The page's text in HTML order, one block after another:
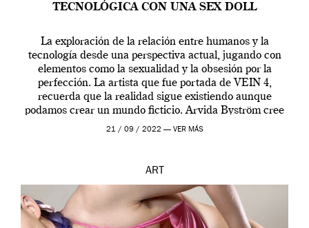
TECNOLÓGICA CON UNA SEX DOLL
La exploración de la relación entre humanos y la
tecnología desde una perspectiva actual, jugando con
elementos como la sexualidad y la obsesión por la
perfección. La artista que fue portada de VEIN 4,
recuerda que la realidad sigue existiendo aunque
podamos crear un mundo ficticio. Arvida Byström cree
que los humanos tienen un complejo […]
21 / 09 / 2022 — VER MÁS
ART